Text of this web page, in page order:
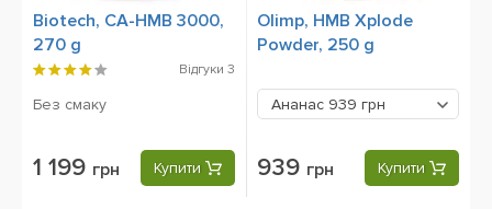
Biotech, CA-HMB 3000,
270 g
Відгуки 3
Без смаку
1 199 грн Купити
Olimp, HMB Xplode
Powder, 250 g
Ананас 939 грн
939 грн Купити